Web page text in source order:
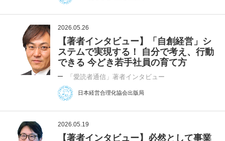
2026.05.26
【著者インタビュー】「自創経営」シ
ステムで実現する！ 自分で考え、行動
できる 今どき若手社員の育て方
「愛読者通信」著者インタビュー
日本経営合理化協会出版局
2026.05.19
【著者インタビュー】必然として事業